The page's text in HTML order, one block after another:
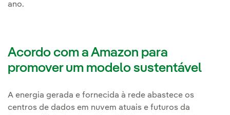
ano.
Acordo com a Amazon para
promover um modelo sustentável
A energia gerada e fornecida à rede abastece os
centros de dados em nuvem atuais e futuros da